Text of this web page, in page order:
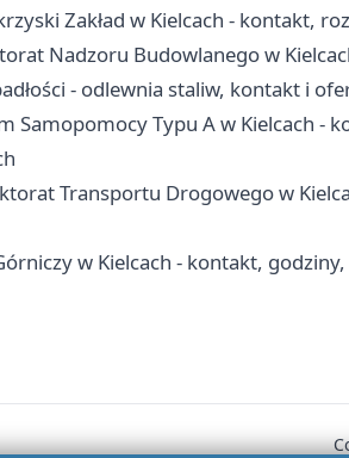
Zakład w Kielcach - kontakt,
Nadzoru Budowlanego w
- odlewnia staliw, kontakt i
Samopomocy Typu A w Kielcach -
Transportu Drogowego w
w Kielcach - kontakt,